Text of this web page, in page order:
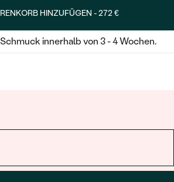
HINZUFÜGEN -272 €
innerhalb von 3 - 4 Wochen.